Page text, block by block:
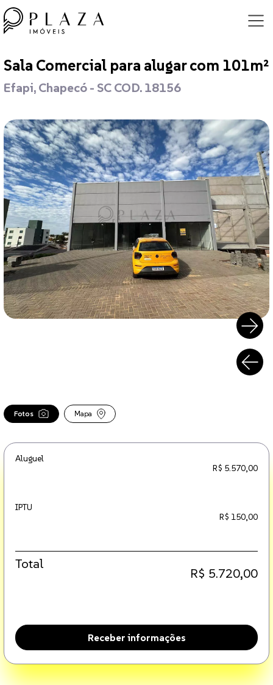
Sala Comercial para alugar com 101m²
Efapi, Chapecó - SC COD. 18156
Fotos Mapa
Aluguel
R$ 5.570,00
IPTU
R$ 150,00
Total
R$ 5.720,00
Receber informações